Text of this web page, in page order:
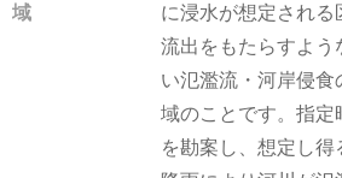
域
に浸水が想定される
流出をもたらすよう
い氾濫流・河岸侵
域のことです。指定
を勘案し、想定し得